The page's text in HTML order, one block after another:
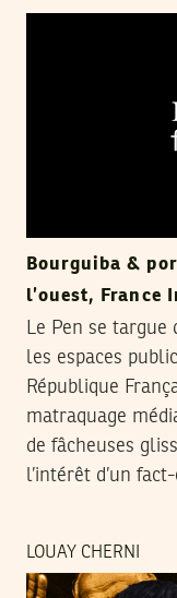
Bourguiba &
l’ouest, France
Le Pen se targue
les espaces
République
matraquage
de fâcheuses
l’intérêt d’un
LOUAY CHERNI